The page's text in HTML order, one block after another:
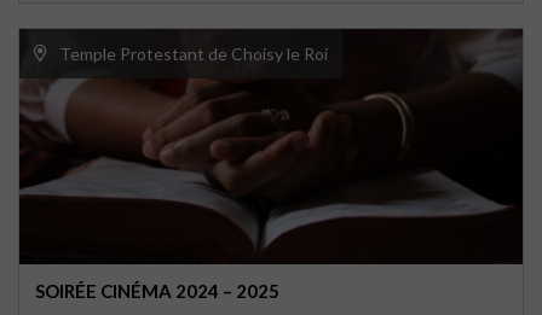
Temple Protestant de Choisy le Roi
SOIRÉE CINÉMA 2024 – 2025